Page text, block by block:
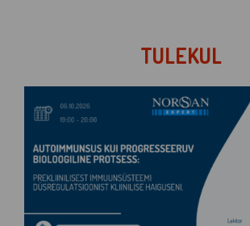
TULEKUL